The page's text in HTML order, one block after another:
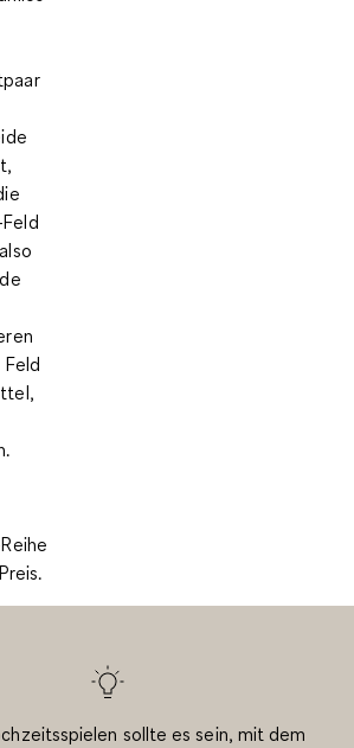
sollte es sein, mit dem